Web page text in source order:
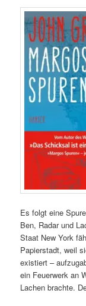
Es folgt eine
Ben, Radar und
Staat New York
Papierstadt, weil
existiert –
ein Feuerwerk an
Lachen brachte.